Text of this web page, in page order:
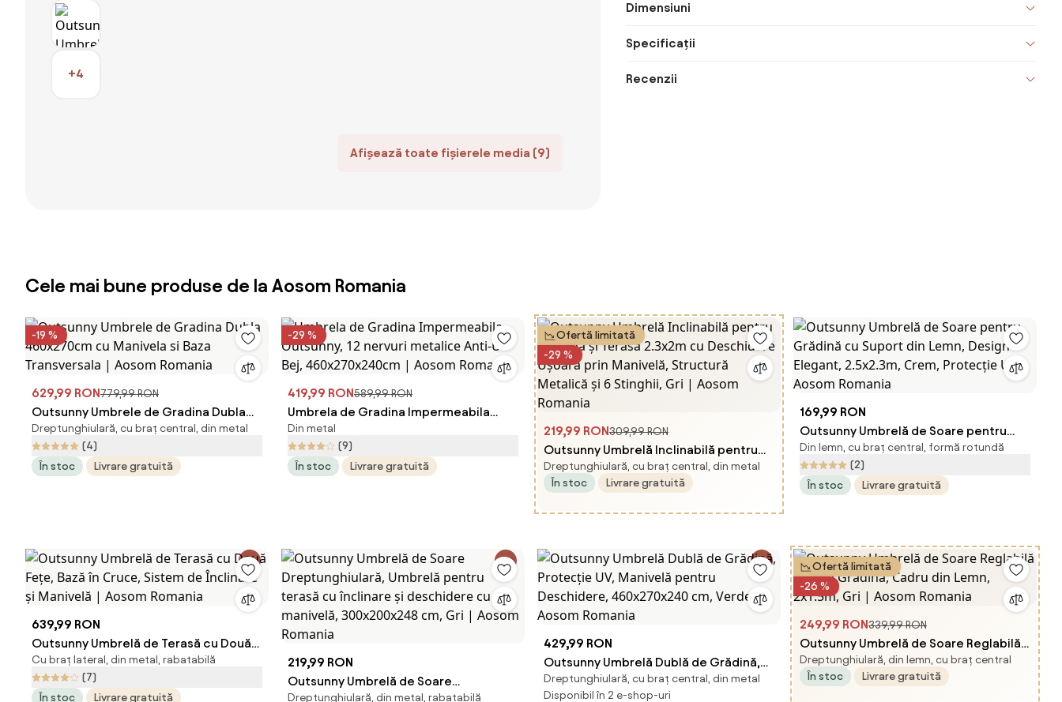
+4
Afișează toate fișierele media (9)
Dimensiuni
Specificații
Recenzii
Cele mai bune produse de la Aosom Romania
-19 %
629,99 RON779,99 RON
Outsunny Umbrele de Gradina Dubla
460x270cm cu Manivela si Baza
Transversala | Aosom Romania
Dreptunghiulară, cu braț central, din metal
(4)
În stoc
Livrare gratuită
-29 %
419,99 RON589,99 RON
Umbrela de Gradina Impermeabila
Outsunny, 12 nervuri metalice Anti-UV
Bej, 460x270x240cm | Aosom Romania
Din metal
(9)
În stoc
Livrare gratuită
Ofertă limitată
-29 %
219,99 RON309,99 RON
Outsunny Umbrelă Inclinabilă pentru
Grădină și Terasă 2.3x2m cu
Deschidere Ușoară prin Manivelă,
Dreptunghiulară, cu braț central, din metal
În stoc
Livrare gratuită
169,99 RON
Outsunny Umbrelă de Soare pentru
Grădină cu Suport din Lemn, Design
Elegant, 2.5x2.3m, Crem, Protecție UV |
Aosom Romania
Din lemn, cu braț central, formă rotundă
(2)
În stoc
Livrare gratuită
639,99 RON
Outsunny Umbrelă de Terasă cu Două
Fețe, Bază în Cruce, Sistem de Înclinare
și Manivelă | Aosom Romania
Cu braț lateral, din metal, rabatabilă
(7)
În stoc
Livrare gratuită
219,99 RON
Outsunny Umbrelă de Soare
Dreptunghiulară, din metal, rabatabilă
429,99 RON
Outsunny Umbrelă Dublă de Grădină,
Protecție UV, Manivelă pentru
Dreptunghiulară, cu braț central, din metal
Disponibil în 2 e-shop-uri
Ofertă limitată
-26 %
249,99 RON339,99 RON
Outsunny Umbrelă de Soare Reglabilă
pentru Grădină, Cadru din Lemn,
2x1.5m, Gri | Aosom Romania
Dreptunghiulară, din lemn, cu braț central
În stoc
Livrare gratuită